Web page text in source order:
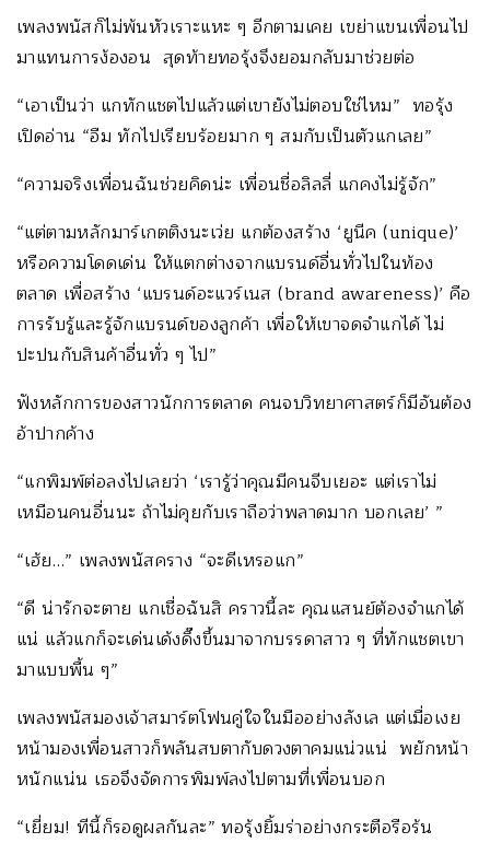
เพลงพนัสก็ไม่พ้นหัวเราะแหะ ๆ อีกตามเคย เขย่าแขนเพื่อนไป
มาแทนการง้องอน สุดท้ายทอรุ้งจึงยอมกลับมาช่วยต่อ
“เอาเป็นว่า แกทักแชตไปแล้วแต่เขายังไม่ตอบใช่ไหม” ทอรุ้ง
เปิดอ่าน “อืม ทักไปเรียบร้อยมาก ๆ สมกับเป็นตัวแกเลย”
“ความจริงเพื่อนฉันช่วยคิดน่ะ เพื่อนชื่อลิลลี่ แกคงไม่รู้จัก”
“แต่ตามหลักมาร์เกตติงนะเว่ย แกต้องสร้าง ‘ยูนีค (unique)’
หรือความโดดเด่น ให้แตกต่างจากแบรนด์อื่นทั่วไปในท้อง
ตลาด เพื่อสร้าง ‘แบรนด์อะแวร์เนส (brand awareness)’ คือ
การรับรู้และรู้จักแบรนด์ของลูกค้า เพื่อให้เขาจดจำแกได้ ไม่
ปะปนกับสินค้าอื่นทั่ว ๆ ไป”
ฟังหลักการของสาวนักการตลาด คนจบวิทยาศาสตร์ก็มีอันต้อง
อ้าปากค้าง
“แกพิมพ์ต่อลงไปเลยว่า ‘เรารู้ว่าคุณมีคนจีบเยอะ แต่เราไม่
เหมือนคนอื่นนะ ถ้าไม่คุยกับเราถือว่าพลาดมาก บอกเลย’ ”
“เฮ้ย…” เพลงพนัสคราง “จะดีเหรอแก”
“ดี น่ารักจะตาย แกเชื่อฉันสิ คราวนี้ละ คุณแสนย์ต้องจำแกได้
แน่ แล้วแกก็จะเด่นเด้งดึ๊งขึ้นมาจากบรรดาสาว ๆ ที่ทักแชตเขา
มาแบบพื้น ๆ”
เพลงพนัสมองเจ้าสมาร์ตโฟนคู่ใจในมืออย่างลังเล แต่เมื่อเงย
หน้ามองเพื่อนสาวก็พลันสบตากับดวงตาคมแน่วแน่ พยักหน้า
หนักแน่น เธอจึงจัดการพิมพ์ลงไปตามที่เพื่อนบอก
“เยี่ยม! ทีนี้ก็รอดูผลกันละ” ทอรุ้งยิ้มร่าอย่างกระตือรือร้น